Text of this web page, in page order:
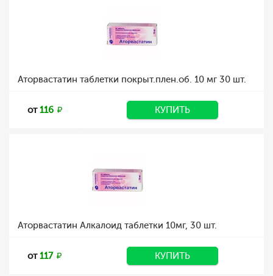
Аторвастатин таблетки покрыт.плен.об. 10 мг 30 шт.
от116 КУПИТЬ
Аторвастатин Алкалоид таблетки 10мг, 30 шт.
от117 КУПИТЬ